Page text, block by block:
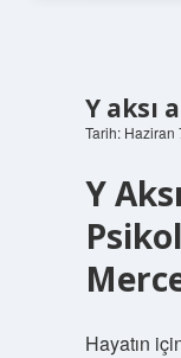
Y aksı
Tarih: Haziran
Y
Hayatın